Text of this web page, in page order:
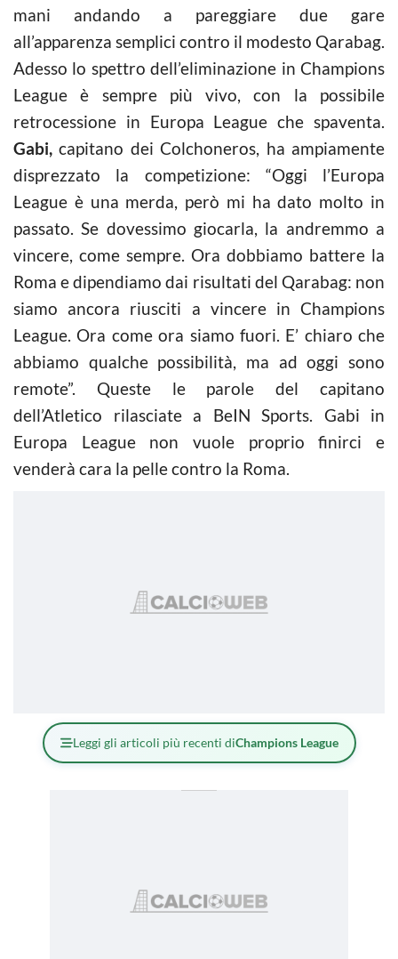
mani andando a pareggiare due gare
all’apparenza semplici contro il modesto Qarabag.
Adesso lo spettro dell’eliminazione in Champions
League è sempre più vivo, con la possibile
retrocessione in Europa League che spaventa.
Gabi, capitano dei Colchoneros, ha ampiamente
disprezzato la competizione: “Oggi l’Europa
League è una merda, però mi ha dato molto in
passato. Se dovessimo giocarla, la andremmo a
vincere, come sempre. Ora dobbiamo battere la
Roma e dipendiamo dai risultati del Qarabag: non
siamo ancora riusciti a vincere in Champions
League. Ora come ora siamo fuori. E’ chiaro che
abbiamo qualche possibilità, ma ad oggi sono
remote”. Queste le parole del capitano
dell’Atletico rilasciate a BeIN Sports. Gabi in
Europa League non vuole proprio finirci e
venderà cara la pelle contro la Roma.
Leggi gli articoli più recenti diChampions League